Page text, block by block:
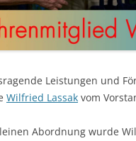
Leistungen und
Wilfried Lassak vom
Abordnung wurde